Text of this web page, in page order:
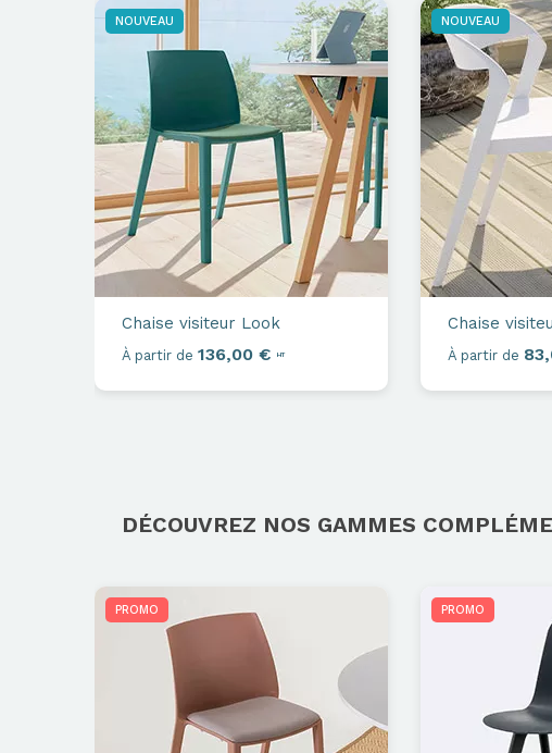
NOUVEAU
Chaise visiteur Look
À partir de 136,00 € HT
NOUVEAU
Chaise
À partir de
DÉCOUVREZ NOS GAMMES
PROMO PROMO